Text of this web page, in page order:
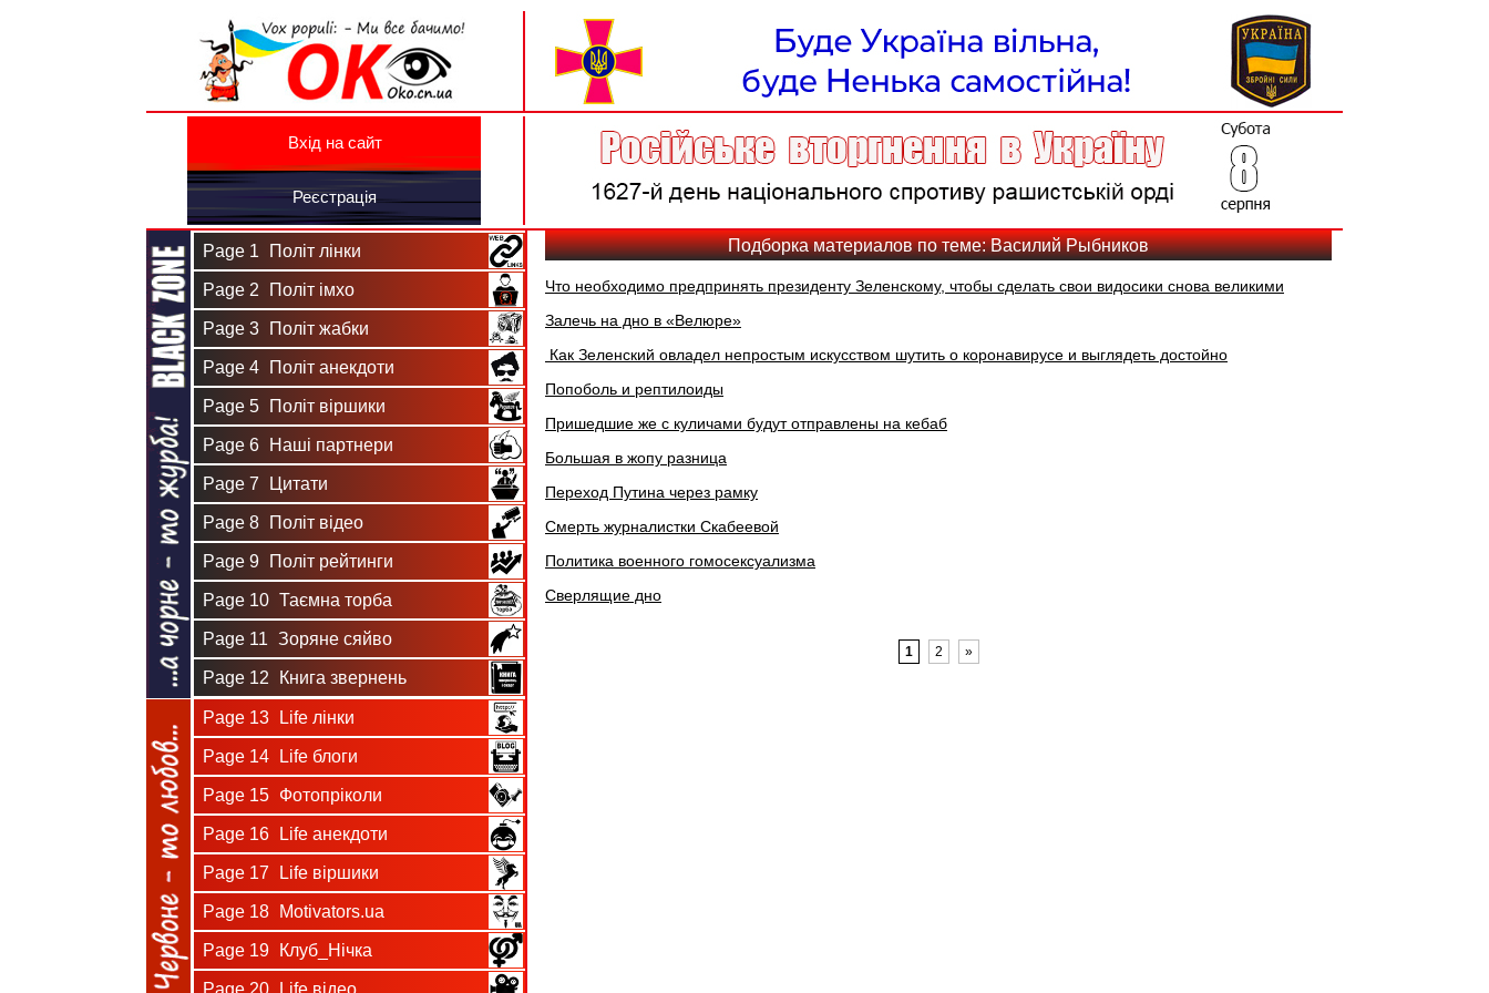
Вхід на сайт
Реєстрація
Page 1 Політ лінки
Page 2 Політ імхо
Page 3 Політ жабки
Page 4 Політ анекдоти
Page 5 Політ віршики
Page 6 Наші партнери
Page 7 Цитати
Page 8 Політ відео
Page 9 Політ рейтинги
Page 10 Таємна торба
Page 11 Зоряне сяйво
Page 12 Книга звернень
Page 13 Life лінки
Page 14 Life блоги
Page 15 Фотопріколи
Page 16 Life анекдоти
Page 17 Life віршики
Page 18 Motivators.ua
Page 19 Клуб_Нічка
Page 20 Life відео
Подборка материалов по теме: Василий Рыбников
Что необходимо предпринять президенту Зеленскому, чтобы сделать свои видосики снова великими
Залечь на дно в «Велюре»
Как Зеленский овладел непростым искусством шутить о коронавирусе и выглядеть достойно
Попоболь и рептилоиды
Пришедшие же с куличами будут отправлены на кебаб
Большая в жопу разница
Переход Путина через рамку
Смерть журналистки Скабеевой
Политика военного гомосексуализма
Сверлящие дно
1 2 »